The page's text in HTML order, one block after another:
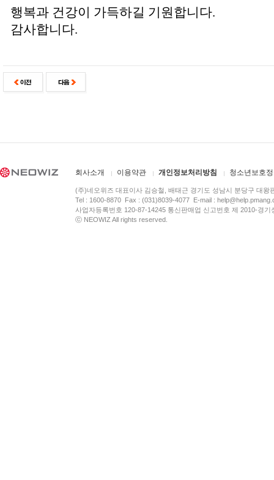
행복과 건강이 가득하길 기원합니다.
감사합니다.
회사소개 이용약관 개인정보처리방침 청소년보호
(주)네오위즈 대표이사 김승철, 배태근 경기도 성남시 분당구 대왕
Tel : 1600-8870 Fax : (031)8039-4077 E-mail :
사업자등록번호 120-87-14245 통신판매업 신고번호 제 2010-경
ⓒ NEOWIZ All rights reserved.